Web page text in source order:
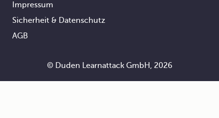
Footer
Impressum
Sicherheit & Datenschutz
AGB
© Duden Learnattack GmbH, 2026